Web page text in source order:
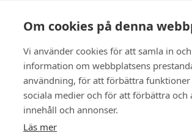
Om cookies på denna
Vi använder cookies för att samla in
information om webbplatsens
användning, för att förbättra
sociala medier och för att förbättra och
innehåll och annonser.
Läs mer
HOTELS